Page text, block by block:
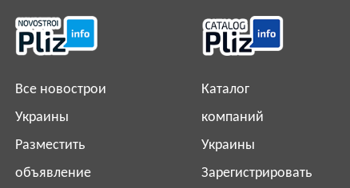
Все новострои
Украины
Разместить
объявление
Каталог
компаний
Украины
Зарегистрировать